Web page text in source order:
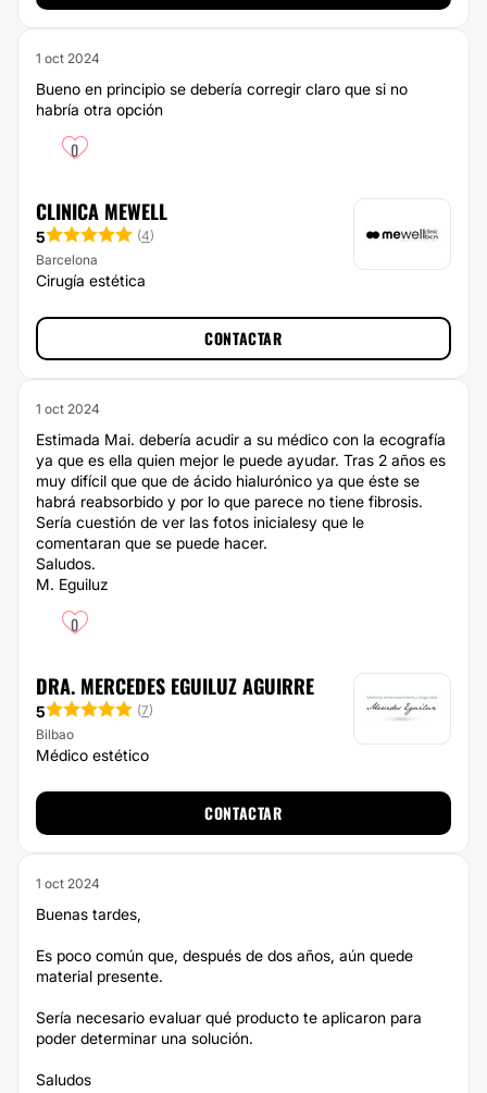
1 oct 2024
Bueno en principio se debería corregir claro que si no
habría otra opción
0
CLINICA MEWELL
5 (4)
Barcelona
Cirugía estética
CONTACTAR
1 oct 2024
Estimada Mai. debería acudir a su médico con la ecografía
ya que es ella quien mejor le puede ayudar. Tras 2 años es
muy difícil que que de ácido hialurónico ya que éste se
habrá reabsorbido y por lo que parece no tiene fibrosis.
Sería cuestión de ver las fotos inicialesy que le
comentaran que se puede hacer.
Saludos.
M. Eguiluz
0
DRA. MERCEDES EGUILUZ AGUIRRE
5 (7)
Bilbao
Médico estético
CONTACTAR
1 oct 2024
Buenas tardes,
Es poco común que, después de dos años, aún quede
material presente.
Sería necesario evaluar qué producto te aplicaron para
poder determinar una solución.
Saludos